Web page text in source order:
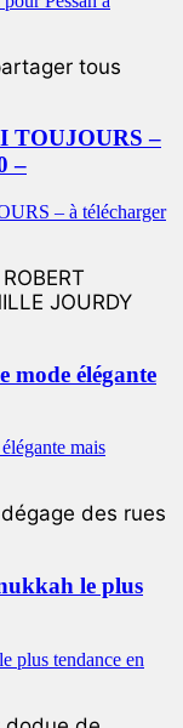
tous
TOUJOURS –
–
JOURDY
mode élégante
des rues
le plus